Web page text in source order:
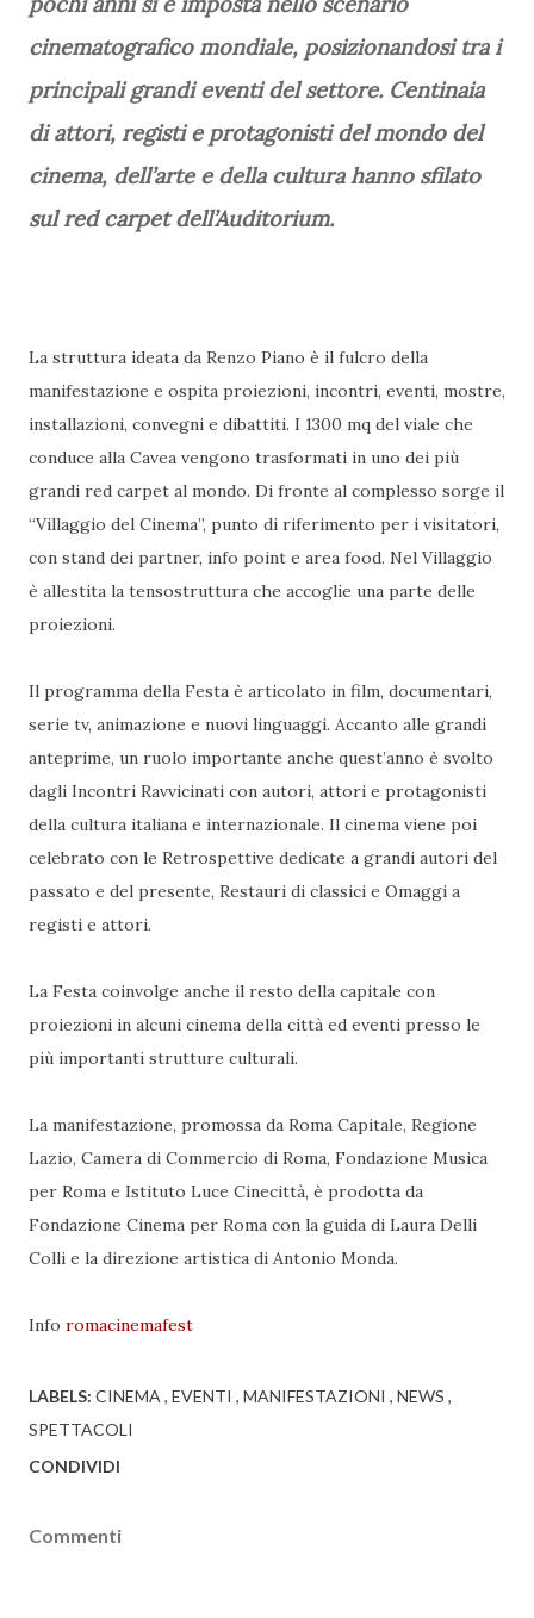
cinematografico mondiale, posizionandosi tra i
principali grandi eventi del settore. Centinaia
di attori, registi e protagonisti del mondo del
cinema, dell’arte e della cultura hanno sfilato
sul red carpet dell’Auditorium.
La struttura ideata da Renzo Piano è il fulcro della
manifestazione e ospita proiezioni, incontri, eventi, mostre,
installazioni, convegni e dibattiti. I 1300 mq del viale che
conduce alla Cavea vengono trasformati in uno dei più
grandi red carpet al mondo. Di fronte al complesso sorge il
“Villaggio del Cinema”, punto di riferimento per i visitatori,
con stand dei partner, info point e area food. Nel Villaggio
è allestita la tensostruttura che accoglie una parte delle
proiezioni.
Il programma della Festa è articolato in film, documentari,
serie tv, animazione e nuovi linguaggi. Accanto alle grandi
anteprime, un ruolo importante anche quest’anno è svolto
dagli Incontri Ravvicinati con autori, attori e protagonisti
della cultura italiana e internazionale. Il cinema viene poi
celebrato con le Retrospettive dedicate a grandi autori del
passato e del presente, Restauri di classici e Omaggi a
registi e attori.
La Festa coinvolge anche il resto della capitale con
proiezioni in alcuni cinema della città ed eventi presso le
più importanti strutture culturali.
La manifestazione, promossa da Roma Capitale, Regione
Lazio, Camera di Commercio di Roma, Fondazione Musica
per Roma e Istituto Luce Cinecittà, è prodotta da
Fondazione Cinema per Roma con la guida di Laura Delli
Colli e la direzione artistica di Antonio Monda.
Info romacinemafest
LABELS: CINEMA EVENTI MANIFESTAZIONI
NEWS
SPETTACOLI
CONDIVIDI
Commenti